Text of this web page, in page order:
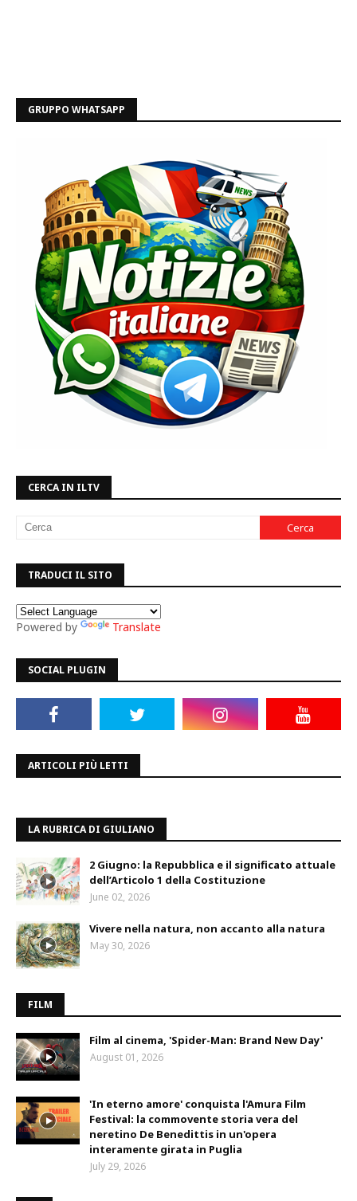
GRUPPO WHATSAPP
CERCA IN ILTV
TRADUCI IL SITO
Powered by Translate
SOCIAL PLUGIN
ARTICOLI PIÙ LETTI
LA RUBRICA DI GIULIANO
2 Giugno: la Repubblica e il significato attuale
dell’Articolo 1 della Costituzione
June 02, 2026
Vivere nella natura, non accanto alla natura
May 30, 2026
FILM
Film al cinema, 'Spider-Man: Brand New Day'
August 01, 2026
'In eterno amore' conquista l'Amura Film
Festival: la commovente storia vera del
neretino De Benedittis in un'opera
interamente girata in Puglia
July 29, 2026